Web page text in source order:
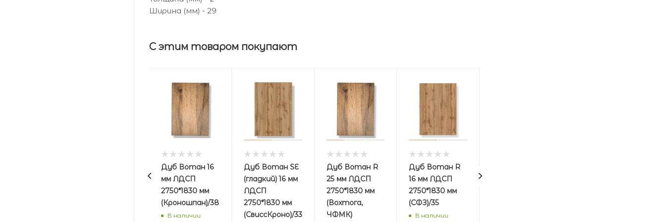
Ширина (мм) - 29
С этим товаром покупают
Дуб Вотан 16
мм ЛДСП
2750*1830 мм
(Кроношпан)/38
В наличии
Дуб Вотан SE
(гладкий) 16 мм
ЛДСП
2750*1830 мм
(СвиссКроно)/33
Дуб Вотан R
25 мм ЛДСП
2750*1830 мм
(Вохтога,
ЧФМК)
Дуб Вотан R
16 мм ЛДСП
2750*1830 мм
(СФЗ)/35
В наличии